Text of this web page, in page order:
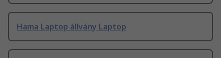
Hama Laptop állvány Laptop